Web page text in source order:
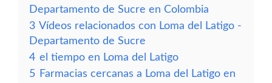
Departamento de Sucre en Colombia
3 Vídeos relacionados con Loma del Latigo -
Departamento de Sucre
4 el tiempo en Loma del Latigo
5 Farmacias cercanas a Loma del Latigo en